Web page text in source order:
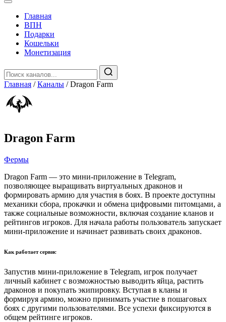
Главная
️ВПН
Подарки
Кошельки
Монетизация
Главная / Каналы / Dragon Farm
Dragon Farm
Фермы
Dragon Farm — это мини-приложение в Telegram,
позволяющее выращивать виртуальных драконов и
формировать армию для участия в боях. В проекте доступны
механики сбора, прокачки и обмена цифровыми питомцами, а
также социальные возможности, включая создание кланов и
рейтингов игроков. Для начала работы пользователь запускает
мини-приложение и начинает развивать своих драконов.
Как работает сервис
Запустив мини-приложение в Telegram, игрок получает
личный кабинет с возможностью выводить яйца, растить
драконов и покупать экипировку. Вступая в кланы и
формируя армию, можно принимать участие в пошаговых
боях с другими пользователями. Все успехи фиксируются в
общем рейтинге игроков.